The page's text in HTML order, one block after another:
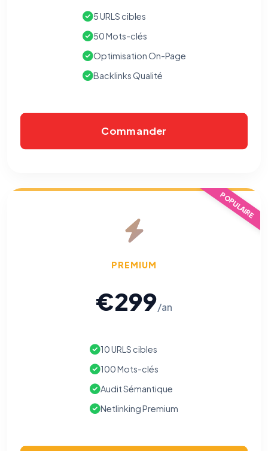
5 URLS cibles
50 Mots-clés
Optimisation On-Page
Backlinks Qualité
Commander
POPULAIRE
PREMIUM
€299/an
10 URLS cibles
100 Mots-clés
Audit Sémantique
Netlinking Premium